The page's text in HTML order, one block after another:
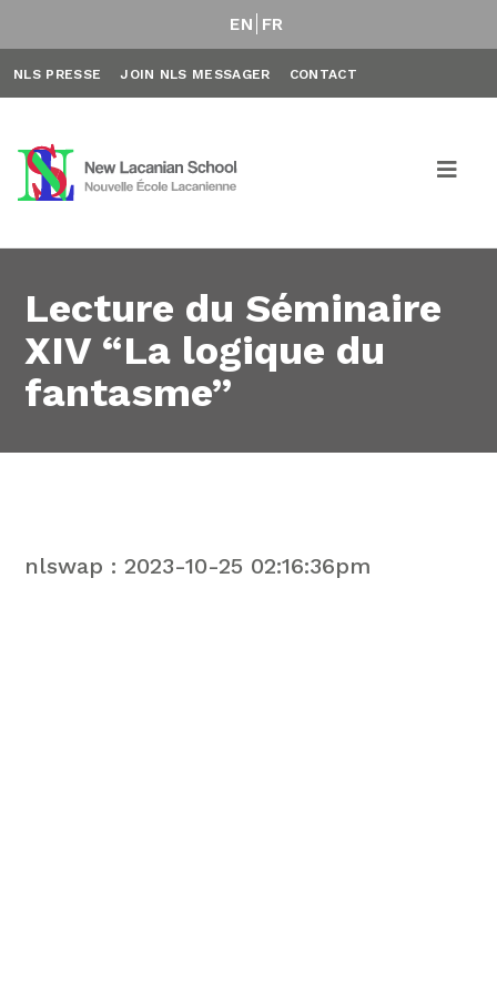
EN FR
NLS PRESSE JOIN NLS MESSAGER CONTACT
Lecture du Séminaire
XIV “La logique du
fantasme”
nlswap : 2023-10-25 02:16:36pm